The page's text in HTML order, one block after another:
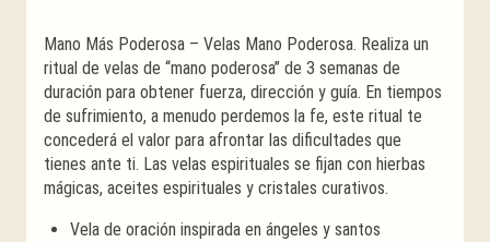
Mano Más Poderosa – Velas Mano Poderosa. Realiza un
ritual de velas de “mano poderosa” de 3 semanas de
duración para obtener fuerza, dirección y guía. En tiempos
de sufrimiento, a menudo perdemos la fe, este ritual te
concederá el valor para afrontar las dificultades que
tienes ante ti. Las velas espirituales se fijan con hierbas
mágicas, aceites espirituales y cristales curativos.
Vela de oración inspirada en ángeles y santos